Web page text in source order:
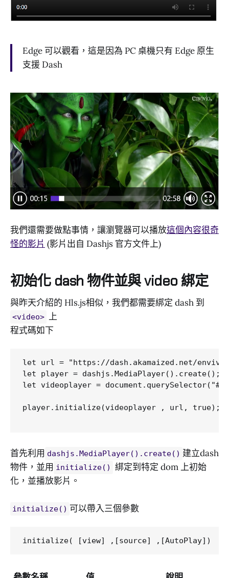
Edge 可以觀看，這是因為 PC 桌機只有 Edge 原生
支援 Dash
我們還需要做點事情，讓瀏覽器可以播放這個內容很奇
怪的影片 (影片出自 Dashjs 官方文件上)
初始化 dash 物件並與 video 綁定
與昨天介紹的 Hls.js相似，我們都需要綁定 dash 到
<video> 上
程式碼如下
let url = "https://dash.akamaized.net/envivio/
let player = dashjs.MediaPlayer().create();
let videoplayer =
player.initialize(videoplayer , url, true);
首先利用 dashjs.MediaPlayer().create() 建立dash
物件，並用 initialize()
綁定到特定 dom 上初始
化，並播放影片。
initialize() 可以帶入三個參數